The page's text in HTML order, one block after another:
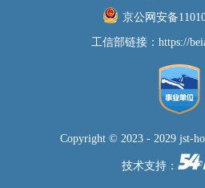
京公网安备
工信部链接： https://
Copyright © 2023 - 2029 jst-
技术支持：